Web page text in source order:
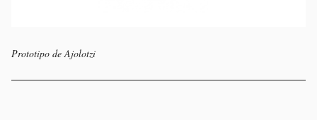
Prototipo de Ajolotzi